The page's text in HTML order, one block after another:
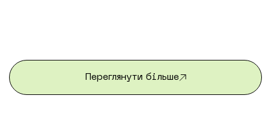
трьох насичених тижнів студенти повернулися
додому з новими […]Переглянути більше